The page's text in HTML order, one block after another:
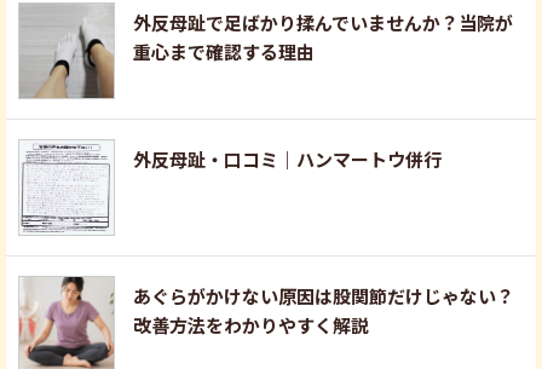
外反母趾で足ばかり揉んでいませんか？当院が
重心まで確認する理由
外反母趾・口コミ｜ハンマートウ併行
あぐらがかけない原因は股関節だけじゃない？
改善方法をわかりやすく解説